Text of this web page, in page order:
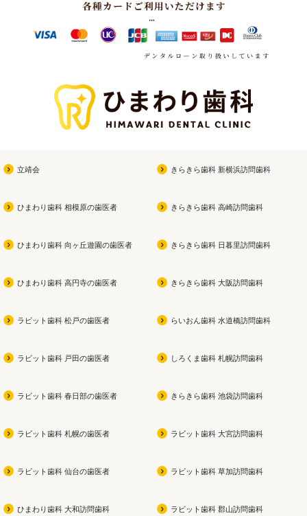
立靖会
ひまわり歯科 相模原の歯医者
ひまわり歯科 向ヶ丘遊園の歯医者
ひまわり歯科 高円寺の歯医者
ラビット歯科 松戸の歯医者
ラビット歯科 戸田の歯医者
ラビット歯科 春日部の歯医者
ラビット歯科 札幌の歯医者
ラビット歯科 仙台の歯医者
ひまわり歯科 大和訪問歯科
きらきら歯科 新横浜訪問歯科
きらきら歯科 高崎訪問歯科
きらきら歯科 日暮里訪問歯科
きらきら歯科 大阪訪問歯科
らいおん歯科 水道橋訪問歯科
しろくま歯科 札幌訪問歯科
きらきら歯科 池袋訪問歯科
ラビット歯科 大宮訪問歯科
ラビット歯科 草加訪問歯科
ラビット歯科 郡山訪問歯科